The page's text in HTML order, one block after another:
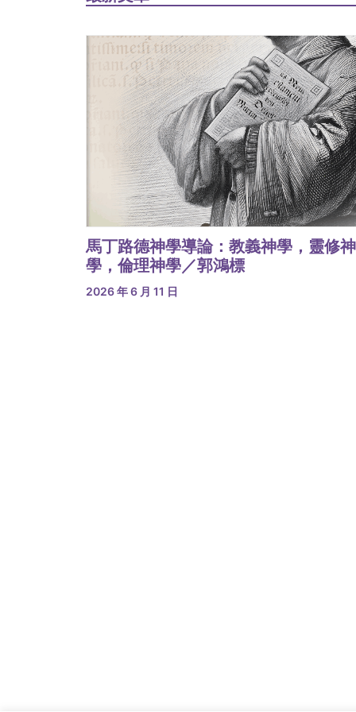
馬丁路德神學導論：教義神學，靈修神
學，倫理神學／郭鴻標
2026 年 6 月 11 日